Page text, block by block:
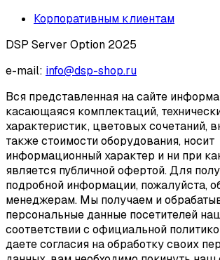
Корпоративным клиентам
DSP Server Option 2025
e-mail: info@dsp-shop.ru
Вся представленная на сайте
касающаяся комплектаций,
характеристик, цветовых сочетаний,
также стоимости оборудования, носит
информационный характер и ни при
является публичной офертой. Для
подробной информации, пожалуйста,
менеджерам. Мы получаем и
персональные данные посетителей
соответствии с официальной
даете согласия на обработку своих